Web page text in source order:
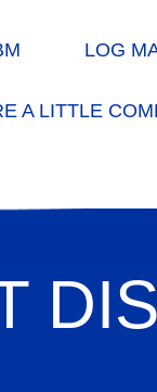
LOG
A LITTLE